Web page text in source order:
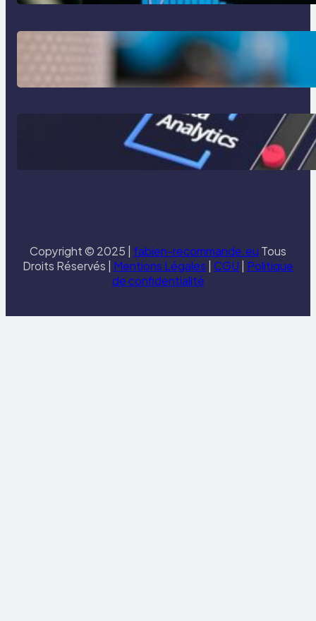
ROI de l’automatisation :
comment calculer le retour sur
investissement
10 exemples concrets
d’automatisation en entreprise
Copyright © 2025 | fabien-recommande.eu Tous
Droits Réservés | Mentions Légales CGU
Politique
de confidentialité